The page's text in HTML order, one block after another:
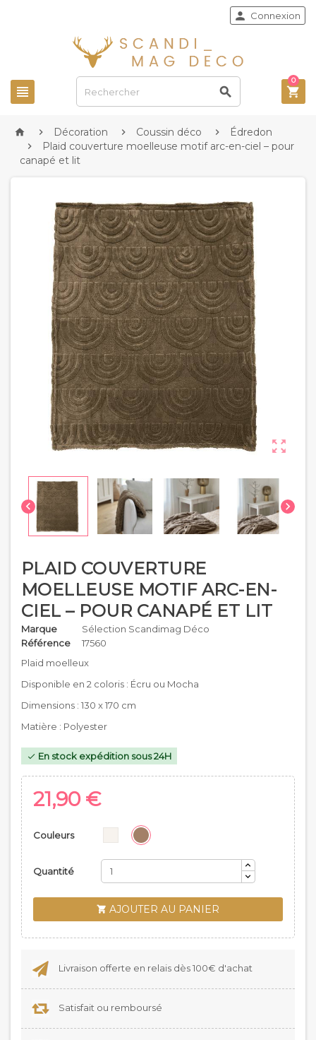
 
 Connexion

0
  Décoration  Coussin déco  Édredon

Plaid couverture moelleuse motif arc-en-ciel – pour
canapé et lit

 
PLAID COUVERTURE
MOELLEUSE MOTIF ARC-EN-
CIEL – POUR CANAPÉ ET LIT
Marque
Sélection Scandimag Déco
Référence
17560
Plaid moelleux
Disponible en 2 coloris : Écru ou Mocha
Dimensions : 130 x 170 cm
Matière : Polyester
 En stock expédition sous 24H
21,90 €
Couleurs
Quantité
 AJOUTER AU PANIER
Livraison offerte en relais dès 100€ d'achat
Satisfait ou remboursé